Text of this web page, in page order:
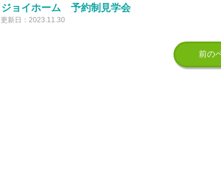
ジョイホーム 予約制見学会
更新日：2023.11.30
前の